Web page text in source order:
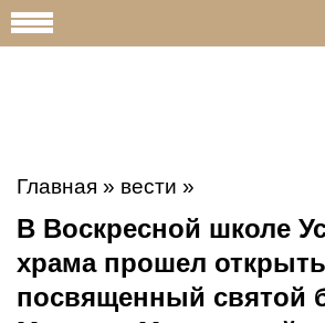
Главная » вести »
В Воскресной школе
храма прошел
посвященный святой